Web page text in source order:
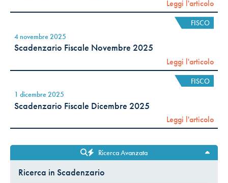
Leggi l'articolo
FISCO
4 novembre 2025
Scadenzario Fiscale Novembre 2025
Leggi l'articolo
FISCO
1 dicembre 2025
Scadenzario Fiscale Dicembre 2025
Leggi l'articolo
Ricerca Avanzata
Ricerca in Scadenzario